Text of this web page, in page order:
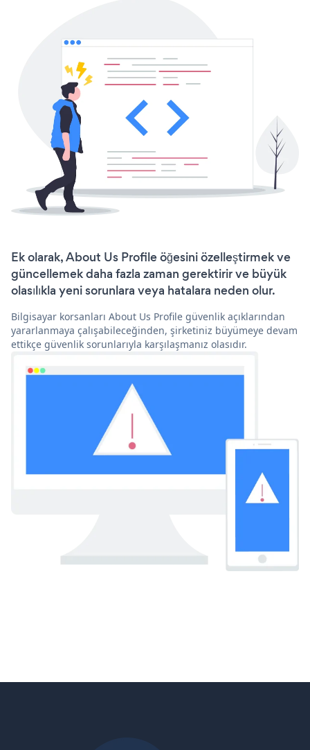
Ek olarak, About Us Profile öğesini özelleştirmek ve
güncellemek daha fazla zaman gerektirir ve büyük
olasılıkla yeni sorunlara veya hatalara neden olur.
Bilgisayar korsanları About Us Profile güvenlik açıklarından
yararlanmaya çalışabileceğinden, şirketiniz büyümeye devam
ettikçe güvenlik sorunlarıyla karşılaşmanız olasıdır.